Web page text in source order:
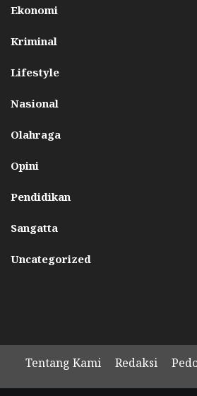
Ekonomi
Kriminal
Lifestyle
Nasional
Olahraga
Opini
Pendidikan
Sangatta
Uncategorized
Tentang Kami Redaksi